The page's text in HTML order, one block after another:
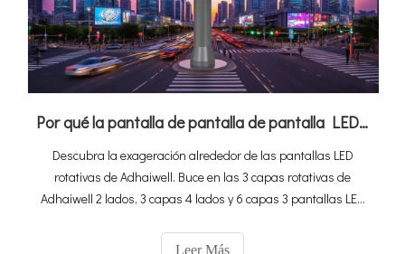
Por qué la pantalla de pantalla de pantalla LED rotativa de Adhaiwell está en tendencia
Descubra la exageración alrededor de las pantallas LED
rotativas de Adhaiwell. Buce en las 3 capas rotativas de
Adhaiwell 2 lados, 3 capas 4 lados y 6 capas 3 pantallas LED
de 360 ° y cómo transforman espacios de centros comerciales
Leer Más